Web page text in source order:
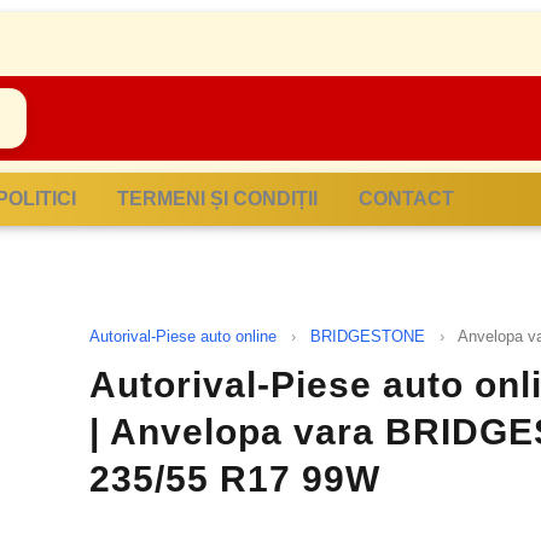
POLITICI TERMENI ȘI CONDIȚII CONTACT
Autorival-Piese auto online › BRIDGESTONE › Anvelopa
Autorival-Piese auto
| Anvelopa vara
235/55 R17 99W